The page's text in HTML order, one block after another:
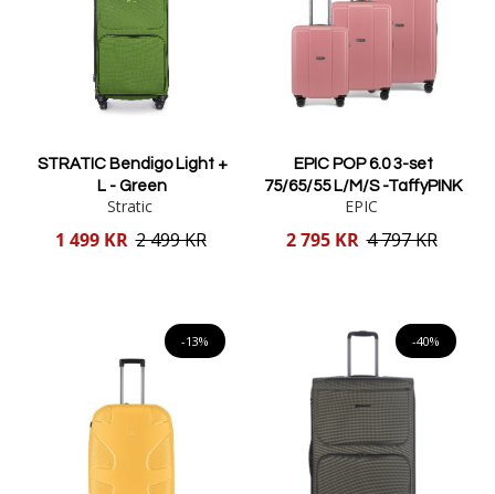
STRATIC Bendigo Light +
L - Green
Stratic
Reducerat
1 499 KR 2 499 KR
EPIC POP 6.0 3-set
75/65/55 L/M/S -TaffyPINK
EPIC
Reducerat
2 795 KR 4 797 KR
-13% -40%